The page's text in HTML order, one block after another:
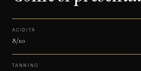
ACIDITÀ
8/10
TANNINO